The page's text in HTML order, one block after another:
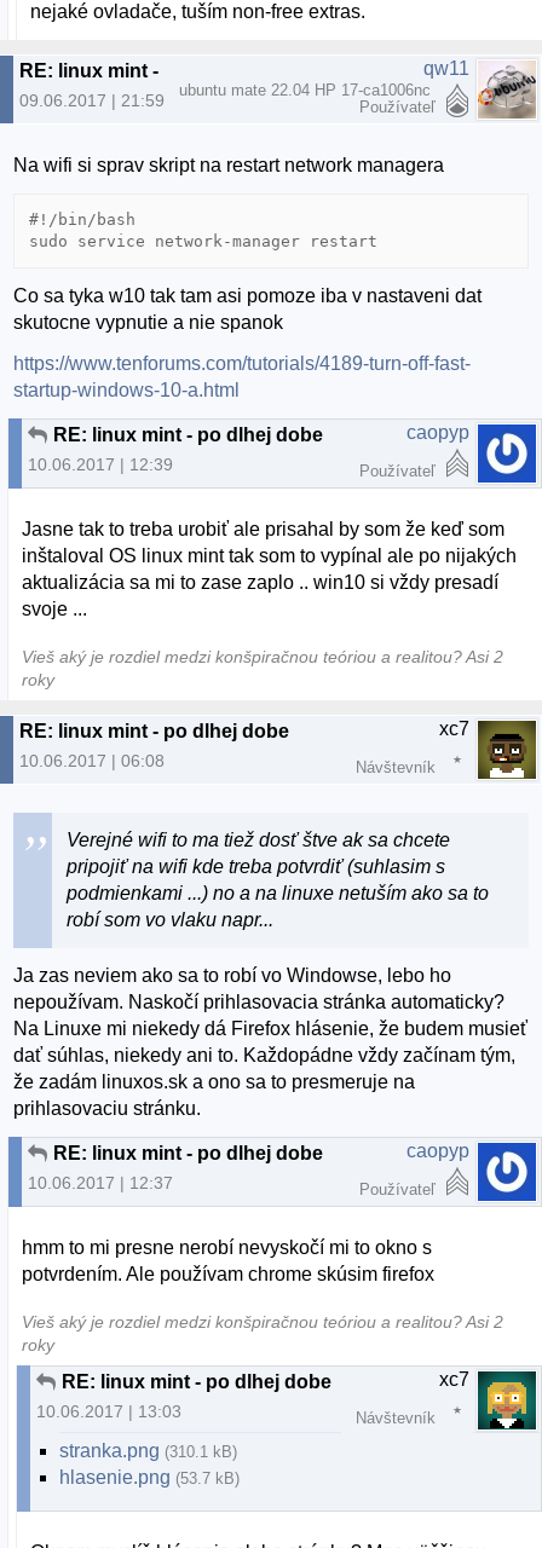
nejaké ovladače, tuším non-free extras.
RE: linux mint - po dlhej dobe
09.06.2017 | 21:59
qw11
ubuntu mate 22.04 HP 17-ca1006nc
Používateľ
Na wifi si sprav skript na restart network managera
#!/bin/bash
sudo service network-manager restart
Co sa tyka w10 tak tam asi pomoze iba v nastaveni dat
skutocne vypnutie a nie spanok
https://www.tenforums.com/tutorials/4189-turn-off-fast-
startup-windows-10-a.html
RE: linux mint - po dlhej dobe
10.06.2017 | 12:39
caopyp
Používateľ
Jasne tak to treba urobiť ale prisahal by som že keď som
inštaloval OS linux mint tak som to vypínal ale po nijakých
aktualizácia sa mi to zase zaplo .. win10 si vždy presadí
svoje ...
Vieš aký je rozdiel medzi konšpiračnou teóriou a realitou? Asi 2
roky
RE: linux mint - po dlhej dobe
10.06.2017 | 06:08
xc7
Návštevník
Verejné wifi to ma tiež dosť štve ak sa chcete
pripojiť na wifi kde treba potvrdiť (suhlasim s
podmienkami ...) no a na linuxe netuším ako sa to
robí som vo vlaku napr...
Ja zas neviem ako sa to robí vo Windowse, lebo ho
nepoužívam. Naskočí prihlasovacia stránka automaticky?
Na Linuxe mi niekedy dá Firefox hlásenie, že budem musieť
dať súhlas, niekedy ani to. Každopádne vždy začínam tým,
že zadám linuxos.sk a ono sa to presmeruje na
prihlasovaciu stránku.
RE: linux mint - po dlhej dobe
10.06.2017 | 12:37
caopyp
Používateľ
hmm to mi presne nerobí nevyskočí mi to okno s
potvrdením. Ale používam chrome skúsim firefox
Vieš aký je rozdiel medzi konšpiračnou teóriou a realitou? Asi 2
roky
RE: linux mint - po dlhej dobe
10.06.2017 | 13:03
xc7
Návštevník
stranka.png (310.1 kB)
hlasenie.png (53.7 kB)